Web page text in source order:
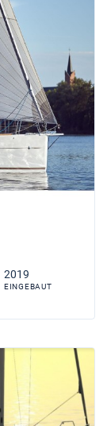
2019
EINGEBAUT